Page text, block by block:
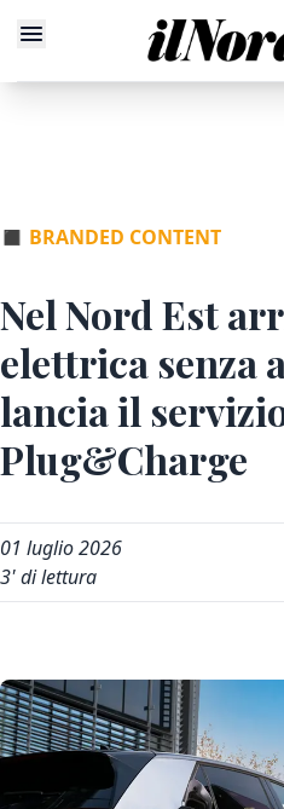
◼ BRANDED CONTENT
Nel Nord Est
elettrica senza
lancia il
Plug&Charge
01 luglio 2026
3' di lettura